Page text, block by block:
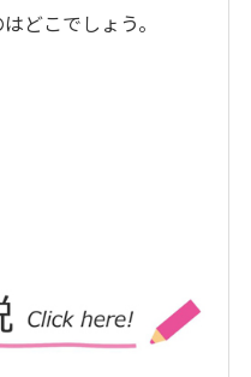
どこでしょう。